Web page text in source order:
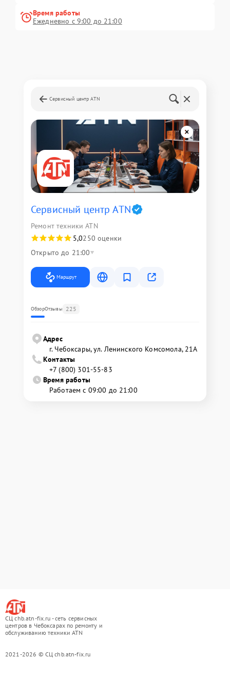
Время работы
Ежедневно с 9:00 до 21:00
Сервисный центр ATN
Сервисный центр ATN
Ремонт техники ATN
5,0250 оценки
Открыто до 21:00
Маршрут
ОбзорОтзывы 225
Адрес
г. Чебоксары, ул. Ленинского Комсомола, 21А
Контакты
+7 (800) 301-55-83
Время работы
Работаем с 09:00 до 21:00
СЦ chb.atn-fix.ru - сеть сервисных
центров в Чебоксарах по ремонту и
обслуживанию техники ATN
2021-2026 © СЦ chb.atn-fix.ru